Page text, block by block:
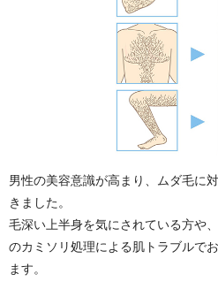
男性の美容意識が高まり、ムダ毛に
きました。
毛深い上半身を気にされている方や
のカミソリ処理による肌トラブルで
ます。